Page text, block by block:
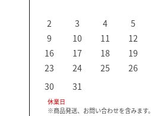
2
3 4 5
9
10 11 12
16
17 18 19
23
24 25 26
30
31
休業日
※商品発送、お問い合わせを含みます。